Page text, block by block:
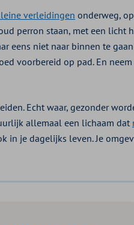
verleidingen onderweg,
perron staan, met een
eens niet naar binnen te
voorbereid op pad. En
Echt waar, gezonder
allemaal een lichaam dat
in je dagelijks leven. Je